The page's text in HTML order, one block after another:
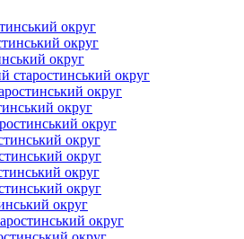
округ
округ
округ
старостинський округ
округ
округ
округ
округ
округ
округ
округ
округ
округ